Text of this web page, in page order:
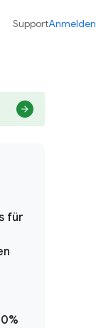
für
SupportAnmelden